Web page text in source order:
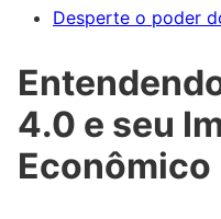
Desperte o poder
4.0 e seu
Econômico